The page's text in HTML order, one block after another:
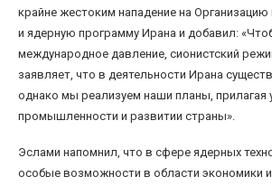
крайне жестоким нападение на Организацию
и ядерную программу Ирана и добавил:
международное давление, сионистский
заявляет, что в деятельности Ирана
однако мы реализуем наши планы, прилагая
промышленности и развитии страны».
Эслами напомнил, что в сфере ядерных
особые возможности в области экономики